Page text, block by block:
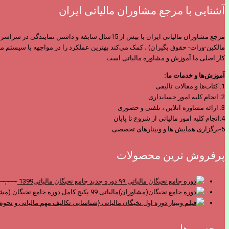
آشنایی با مرجع مشاوران مالیاتی ایران
مرجع مشاوران مالیاتی ایران با بیش از
مالکین-وراث- حقوق بگیران) ، کمک می‌کند بهترین عملکرد را در مواجهه با سیستم
کار اصلی ما آموزش و مشاوره مالیاتی است.
آموزش‌ها و خدمات ما:
1. کتاب‌ها و مقالات تالیفی
2. انجام کلیه امور حسابداری
3. ارائه مشاوره آنلاین ، تلفنی و حضوری
4.انجام کلیه امور مالیاتی از شروع تا پایان
5-برگزاری همایش ها و وبینارهای تخصصی
پرفروش ترین محصولات
دوره جدید جامع نخبگان مالیاتی1399
پکیج کامل دوره جامع نخبگان